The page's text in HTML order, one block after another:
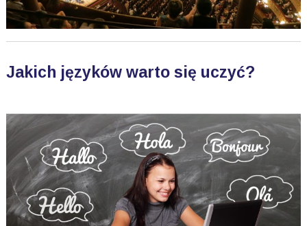
Jakich języków warto się uczyć?